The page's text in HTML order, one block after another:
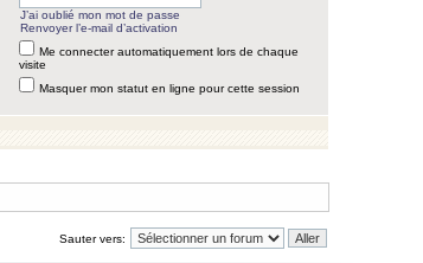
J’ai oublié mon mot de passe
Renvoyer l’e-mail d’activation
Me connecter automatiquement lors de chaque
visite
Masquer mon statut en ligne pour cette session
Sauter vers: